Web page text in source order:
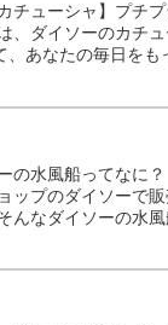
ューシャ】プチ
ダイソーのカチ
あなたの毎日をも
水風船ってなに
プのダイソーで販
なダイソーの水